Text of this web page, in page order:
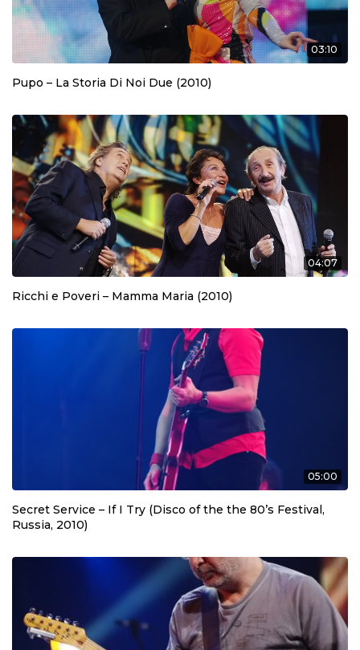
03:10
Pupo – La Storia Di Noi Due (2010)
04:07
Ricchi e Poveri – Mamma Maria (2010)
05:00
Secret Service – If I Try (Disco of the the 80’s Festival,
Russia, 2010)